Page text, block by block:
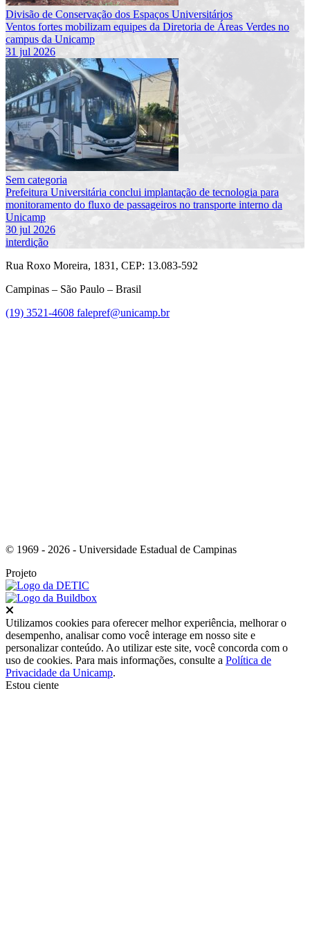
Divisão de Conservação dos Espaços Universitários
Ventos fortes mobilizam equipes da Diretoria de Áreas Verdes no
campus da Unicamp
31 jul 2026
Sem categoria
Prefeitura Universitária conclui implantação de tecnologia para
monitoramento do fluxo de passageiros no transporte interno da
Unicamp
30 jul 2026
interdição
Rua Roxo Moreira, 1831, CEP: 13.083-592
Campinas – São Paulo – Brasil
(19) 3521-4608 falepref@unicamp.br
© 1969 - 2026 - Universidade Estadual de Campinas
Projeto
Utilizamos cookies para oferecer melhor experiência, melhorar o
desempenho, analisar como você interage em nosso site e
personalizar conteúdo. Ao utilizar este site, você concorda com o
uso de cookies. Para mais informações, consulte a Política de
Privacidade da Unicamp.
Estou ciente